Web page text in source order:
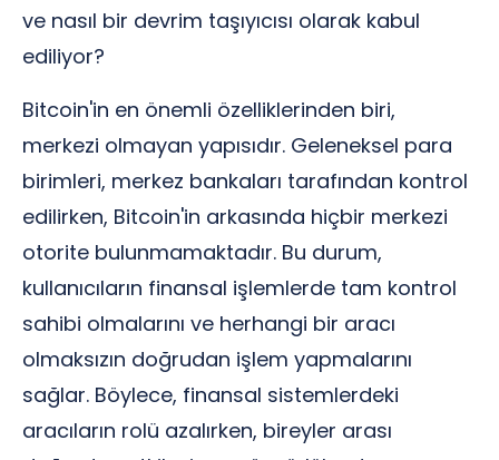
ve nasıl bir devrim taşıyıcısı olarak kabul
ediliyor?
Bitcoin'in en önemli özelliklerinden biri,
merkezi olmayan yapısıdır. Geleneksel para
birimleri, merkez bankaları tarafından kontrol
edilirken, Bitcoin'in arkasında hiçbir merkezi
otorite bulunmamaktadır. Bu durum,
kullanıcıların finansal işlemlerde tam kontrol
sahibi olmalarını ve herhangi bir aracı
olmaksızın doğrudan işlem yapmalarını
sağlar. Böylece, finansal sistemlerdeki
aracıların rolü azalırken, bireyler arası